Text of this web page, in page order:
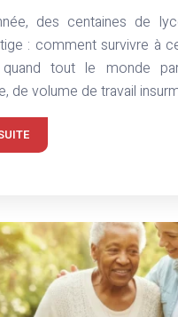
des centaines de
: comment survivre à
tout le monde
de volume de travail